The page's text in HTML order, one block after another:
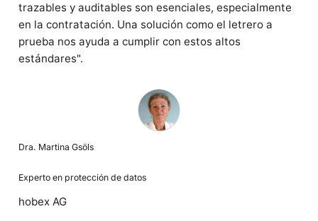
trazables y auditables son esenciales, especialmente
en la contratación. Una solución como el letrero a
prueba nos ayuda a cumplir con estos altos
estándares".
Dra. Martina Gsöls
Experto en protección de datos
hobex AG